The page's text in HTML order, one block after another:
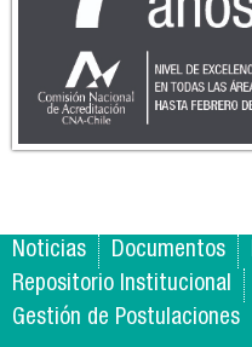
Noticias Documentos
Repositorio Institucional
Gestión de Postulaciones